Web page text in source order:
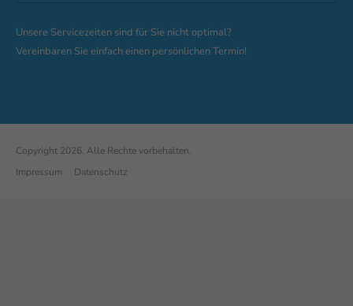
Unsere Servicezeiten sind für Sie nicht optimal?
Vereinbaren Sie einfach einen persönlichen Termin!
Copyright 2026. Alle Rechte vorbehalten.
Impressum
Datenschutz